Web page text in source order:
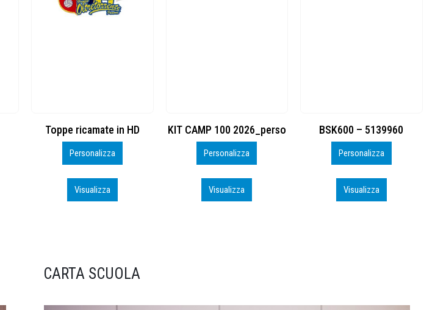
KIT CAMP 100 2026_perso
Personalizza
Visualizza
BSK600 – 5139960
Personalizza
Visualizza
DTF
Personalizza
Visualizza
CARTA SCUOLA